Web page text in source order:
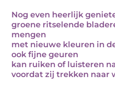
Nog even heerlijk
groene ritselende
mengen
met nieuwe kleuren in
ook fijne geuren
kan ruiken of luisteren
voordat zij trekken naar